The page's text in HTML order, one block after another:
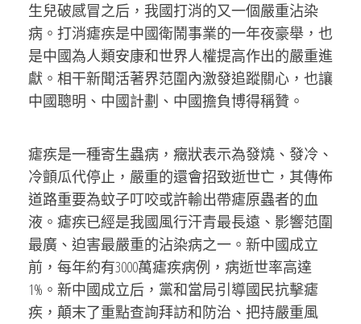
生兒破感冒之后，我國打消的又一個嚴重沾染
病。打消瘧疾是中國衛鬧事業的一年夜豪舉，也
是中國為人類安康和世界人權提高作出的嚴重進
獻。相干新聞活著界范圍內激發追蹤關心，也讓
中國聰明、中國計劃、中國擔負博得稱贊。
瘧疾是一種寄生蟲病，癥狀表示為發燒、發冷、
冷顫瓜代停止，嚴重的還會招致逝世亡，其傳佈
道路重要為蚊子叮咬或許輸出帶瘧原蟲者的血
液。瘧疾已經是我國風行汗青最長遠、影響范圍
最廣、迫害最嚴重的沾染病之一。新中國成立
前，每年約有3000萬瘧疾病例，病逝世率高達
1%。新中國成立后，黨和當局引導國民抗擊瘧
疾，顛末了重點查詢拜訪和防治、把持嚴重風